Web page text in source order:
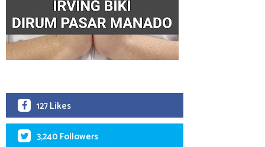
127 Likes
3,240 Followers